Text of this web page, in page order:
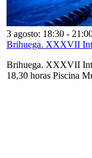
3 agosto: 18:30 -
Brihuega. XXXVII
Brihuega. XXXVII
18,30 horas Piscina